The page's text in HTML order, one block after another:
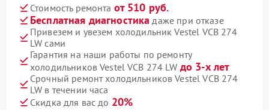
Стоимость ремонта от 510 руб.
Бесплатная диагностика даже при отказе
Привезем и увезем холодильник Vestel VCB 274
LW сами
Гарантия на наши работы по ремонту
холодильников Vestel VCB 274 LW до 3-х лет
Срочный ремонт холодильников Vestel VCB 274
LW в течении часа
Скидка для вас до 20%